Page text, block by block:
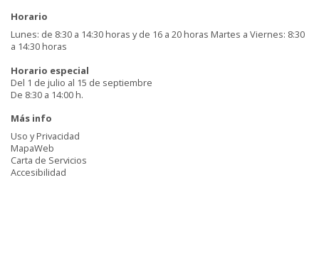
Horario
Lunes: de 8:30 a 14:30 horas y de 16 a 20 horas Martes a Viernes: 8:30
a 14:30 horas
Horario especial
Del 1 de julio al 15 de septiembre
De 8:30 a 14:00 h.
Más info
Uso y Privacidad
MapaWeb
Carta de Servicios
Accesibilidad